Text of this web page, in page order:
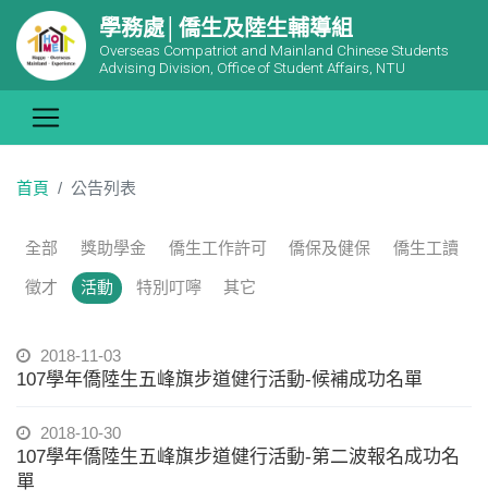
學務處│僑生及陸生輔導組
Overseas Compatriot and Mainland Chinese Students
Advising Division, Office of Student Affairs, NTU
首頁 公告列表
全部 獎助學金 僑生工作許可 僑保及健保 僑生工讀
徵才 活動 特別叮嚀 其它
2018-11-03
107學年僑陸生五峰旗步道健行活動-候補成功名單
2018-10-30
107學年僑陸生五峰旗步道健行活動-第二波報名成功名
單